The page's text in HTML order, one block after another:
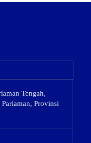
Tengah,
Provinsi